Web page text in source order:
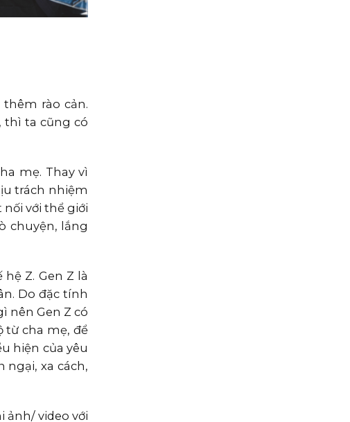
rào cản.
thì ta cũng có
mẹ. Thay vì
trách nhiệm
với thể giới
chuyện, lắng
Z. Gen Z là
Do đặc tính
nên Gen Z có
từ cha mẹ, để
hiện của yêu
xa cách,
ảnh/ video với